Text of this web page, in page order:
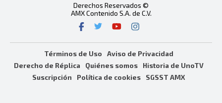
Derechos Reservados ©
AMX Contenido S.A. de C.V.
Términos de Uso
Aviso de Privacidad
Derecho de Réplica
Quiénes somos
Historia de UnoTV
Suscripción
Política de cookies SGSST AMX